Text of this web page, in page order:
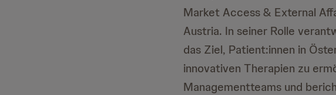
Market Access & External
Austria. In seiner Rolle
das Ziel, Patient:innen in
innovativen Therapien zu
Managementteams und